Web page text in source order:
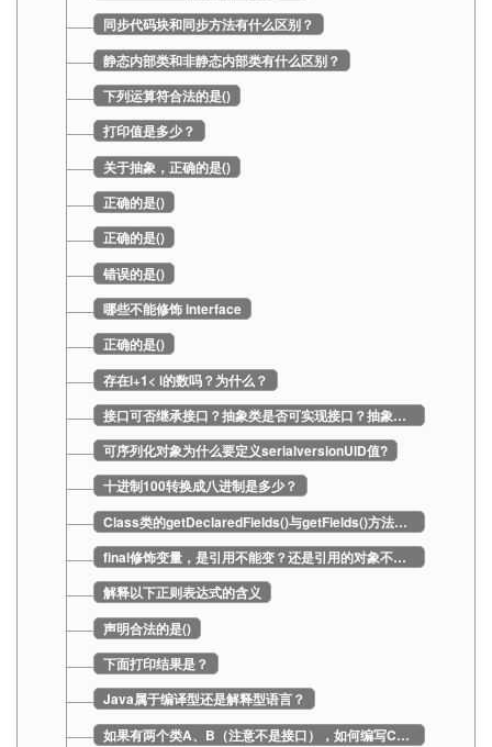
同步代码块和同步方法有什么区别？
静态内部类和非静态内部类有什么区别？
下列运算符合法的是()
打印值是多少？
关于抽象，正确的是()
正确的是()
正确的是()
错误的是()
哪些不能修饰 interface
正确的是()
存在i+1< i的数吗？为什么？
接口可否继承接口？抽象类是否可实现接口？抽象类是否可继承实体类？
可序列化对象为什么要定义serialversionUID值?
十进制100转换成八进制是多少？
Class类的getDeclaredFields()与getFields()方法的区别？
final修饰变量，是引用不能变？还是引用的对象不能变？
解释以下正则表达式的含义
声明合法的是()
下面打印结果是？
Java属于编译型还是解释型语言？
如果有两个类A、B（注意不是接口），如何编写C类同时使用这两个类的功能？